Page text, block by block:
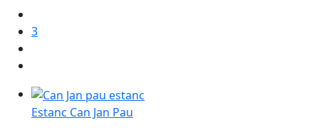
3
Estanc Can Jan Pau
Estanc Can Jan Pau